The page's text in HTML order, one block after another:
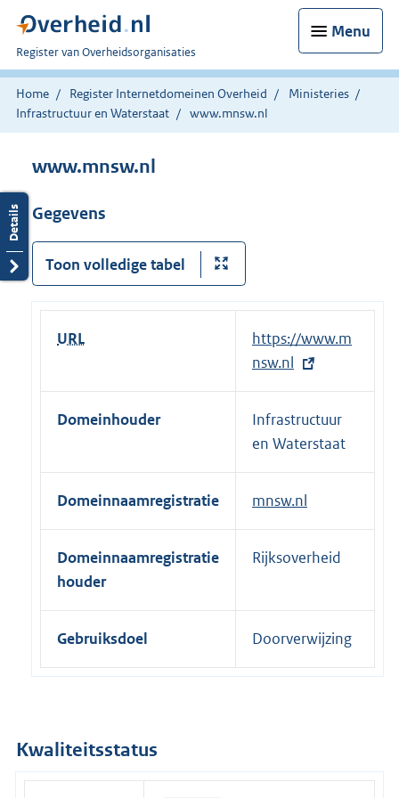
Menu
U
bent
nu
hier:
Register van Overheidsorganisaties
Home Register Internetdomeinen Overheid
Ministeries
Infrastructuur en Waterstaat
www.mnsw.nl
www.mnsw.nl
Gegevens
Toon volledige tabel
URL
E
x
t
e
l
i
n
https://www.m
nsw.nl
Domeinhouder
Infrastructuur
en Waterstaat
Domeinnaamregistratie mnsw.nl
Domeinnaamregistratie
houder
Rijksoverheid
Gebruiksdoel Doorverwijzing
Kwaliteitsstatus